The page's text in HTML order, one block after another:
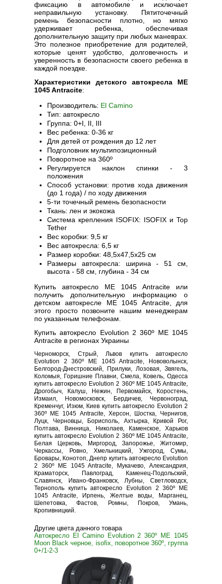
фиксацию в автомобиле и исключает
неправильную установку. Пятиточечный
ремень безопасности плотно, но мягко
удерживает ребенка, обеспечивая
дополнительную защиту при любых маневрах.
Это полезное приобретение для родителей,
которые ценят удобство, долговечность и
уверенность в безопасности своего ребенка в
каждой поездке.
Характеристики детского автокресла ME
1045 Antracite:
Производитель: El Camino
Тип: автокресло
Группа: 0+I, II, III
Вес ребенка: 0-36 кг
Для детей от рождения до 12 лет
Подголовник мультипозиционный
Поворотное на 360º
Регулируется наклон спинки - 3
положения
Способ установки: против хода движения
(до 1 года) / по ходу движения
5-ти точечный ремень безопасности
Ткань: лен и экокожа
Система крепления ISOFIX: ISOFIX и Top
Tether
Вес коробки: 9,5 кг
Вес автокресла: 6,5 кг
Размер коробки: 48,5х47,5х25 см
Размеры автокресла: ширина - 51 см,
высота - 58 см, глубина - 34 см
Купить автокресло ME 1045 Antracite или
получить дополнительную информацию о
детском автокресле ME 1045 Antracite, для
этого просто позвоните нашим менеджерам
по указанным телефонам.
Купить автокресло Evolution 2 360º ME 1045
Antracite в регионах Украины
Черноморск, Стрый, Львов купить автокресло
Evolution 2 360º ME 1045 Antracite, Нововолынск,
Белгород-Днестровский, Прилуки, Лозовая, Звягель,
Коломыя, Горишние Плавни, Смела, Ковель, Одесса
купить автокресло Evolution 2 360º ME 1045 Antracite,
Дрогобыч, Калуш, Нежин, Первомайск, Коростень,
Измаил, Новомосковск, Бердичев, Червоноград,
Кременчуг, Изюм, Киев купить автокресло Evolution 2
360º ME 1045 Antracite, Херсон, Шостка, Чернигов,
Луцк, Черновцы, Борисполь, Ахтырка, Кривой Рог,
Полтава, Винница, Николаев, Каменское, Харьков
купить автокресло Evolution 2 360º ME 1045 Antracite,
Белая Церковь, Миргород, Запорожье, Житомир,
Черкассы, Ровно, Хмельницкий, Ужгород, Сумы,
Бровары, Конотоп, Днепр купить автокресло Evolution
2 360º ME 1045 Antracite, Мукачево, Александрия,
Краматорск, Павлоград, Каменец-Подольский,
Славянск, Ивано-Франковск, Лубны, Светловодск,
Тернополь купить автокресло Evolution 2 360º ME
1045 Antracite, Ирпень, Желтые воды, Марганец,
Шепетовка, Фастов, Ромны, Покров, Умань,
Кропивницкий.
Другие цвета данного товара
Автокресло El Camino Evolution 2 360º ME 1045
Moon Black черное, isofix, поворотное 360º, группа
0+/1-2-3